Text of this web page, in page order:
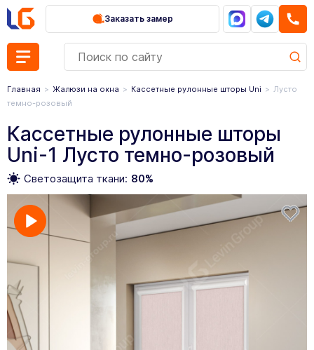
Заказать замер
Главная Жалюзи на окна Кассетные рулонные шторы Uni
Лусто
темно-розовый
Кассетные рулонные шторы
Uni-1 Лусто темно-розовый
Светозащита ткани: 80%